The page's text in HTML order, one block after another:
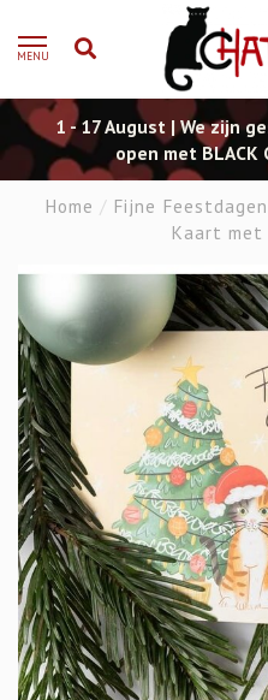
MENU
1 - 17 August | We zijn
open met BLACK
Home / Fijne
Kaart met